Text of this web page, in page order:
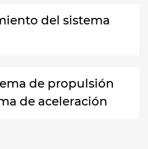
del sistema
de propulsión
de aceleración